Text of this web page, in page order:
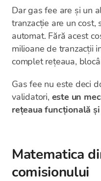
Dar gas fee are și un
tranzacție are un
automat. Fără acest
milioane de tranzacții
complet rețeaua,
Gas fee nu este deci
validatori, este un
rețeaua funcțională
Matematica
comisionului